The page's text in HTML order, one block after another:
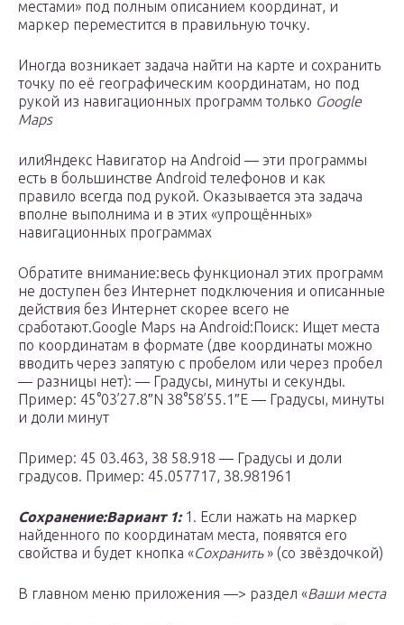
местами» под полным описанием координат, и
маркер переместится в правильную точку.
Иногда возникает задача найти на карте и сохранить
точку по её географическим координатам, но под
рукой из навигационных программ только Google
Maps
илиЯндекс Навигатор на Android — эти программы
есть в большинстве Android телефонов и как
правило всегда под рукой. Оказывается эта задача
вполне выполнима и в этих «упрощённых»
навигационных программах
Обратите внимание:весь функционал этих программ
не доступен без Интернет подключения и описанные
действия без Интернет скорее всего не
сработают.Google Maps на Android:Поиск: Ищет места
по координатам в формате (две координаты можно
вводить через запятую с пробелом или через пробел
— разницы нет): — Градусы, минуты и секунды.
Пример: 45°03’27.8″N 38°58’55.1″E — Градусы, минуты
и доли минут
Пример: 45 03.463, 38 58.918 — Градусы и доли
градусов. Пример: 45.057717, 38.981961
Сохранение:Вариант 1:1. Если нажать на маркер
найденного по координатам места, появятся его
свойства и будет кнопка «Сохранить» (со звёздочкой)
В главном меню приложения —> раздел «Ваши места